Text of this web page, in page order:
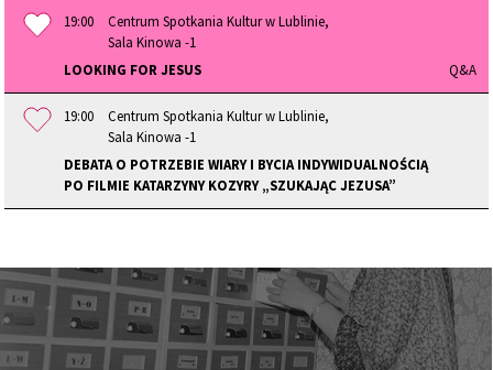
19:00
Centrum Spotkania Kultur w Lublinie,
Sala Kinowa -1
LOOKING FOR JESUS
Q&A
19:00
Centrum Spotkania Kultur w Lublinie,
Sala Kinowa -1
DEBATA O POTRZEBIE WIARY I BYCIA INDYWIDUALNOŚCIĄ
PO FILMIE KATARZYNY KOZYRY „SZUKAJĄC JEZUSA”